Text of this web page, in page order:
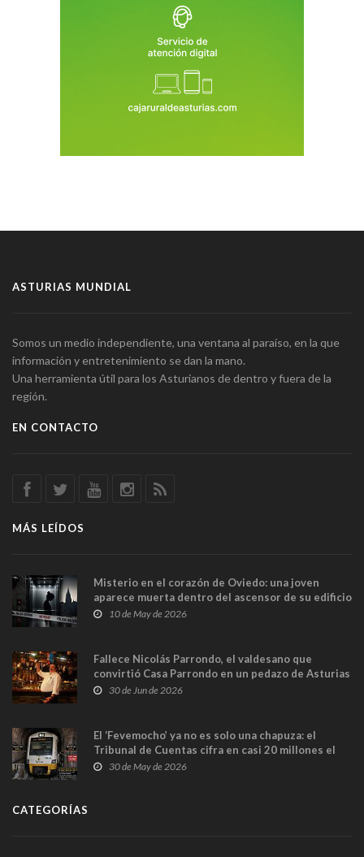
ASTURIAS MUNDIAL
Somos un medio independiente, una ventana al paraíso, en la que
información y entretenimiento se dan la mano.
Una herramienta útil para los Asturianos de dentro y fuera de la
región.
EN CONTACTO
MÁS LEÍDOS
Misterio en el corazón de Oviedo: una joven
aparece muerta dentro del ascensor de su edificio
y las cámaras captan sus últimos minutos
10 de May de 2026
Fallece Nicolás Parrondo, el valdesano que
convirtió Casa Parrondo en un pedazo de Asturias
en Madrid
30 de Jun de 2026
El ‘Fevemocho’ ya no es solo una chapuza: el
Tribunal de Cuentas cifra en casi 20 millones el
sobrecoste de los trenes que no cabían por los
30 de May de 2026
CATEGORÍAS